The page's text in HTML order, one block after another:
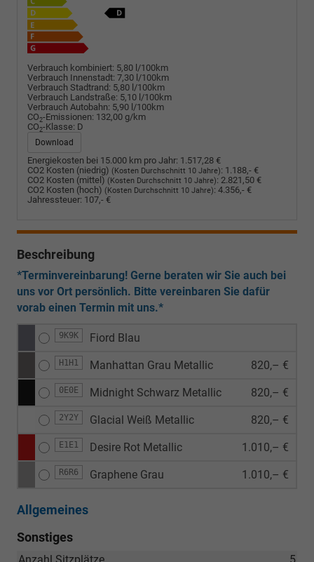
Verbrauch kombiniert: 5,80 l/100km
Verbrauch Innenstadt: 7,30 l/100km
Verbrauch Stadtrand: 5,80 l/100km
Verbrauch Landstraße: 5,10 l/100km
Verbrauch Autobahn: 5,90 l/100km
CO2-Emissionen: 132,00 g/km
CO2-Klasse: D
Download
Energiekosten bei 15.000 km pro Jahr: 1.517,28 €
CO2 Kosten (niedrig) (Kosten Durchschnitt 10 Jahre): 1.188,- €
CO2 Kosten (mittel) (Kosten Durchschnitt 10 Jahre): 2.821,50 €
CO2 Kosten (hoch) (Kosten Durchschnitt 10 Jahre): 4.356,- €
Jahressteuer: 107,- €
Beschreibung
*Terminvereinbarung! Gerne beraten wir Sie auch bei
uns vor Ort persönlich. Bitte vereinbaren Sie dafür
vorab einen Termin mit uns.*
9K9K Fiord Blau
H1H1 Manhattan Grau Metallic 820,– €
0E0E Midnight Schwarz Metallic 820,– €
2Y2Y Glacial Weiß Metallic 820,– €
E1E1 Desire Rot Metallic 1.010,– €
R6R6 Graphene Grau 1.010,– €
Allgemeines
Sonstiges